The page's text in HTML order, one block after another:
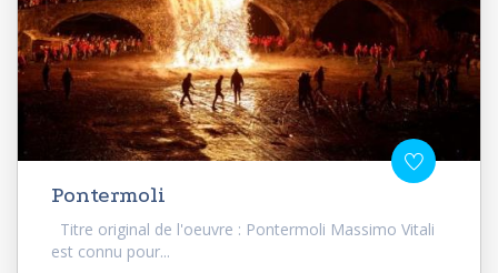
Pontermoli
Titre original de l'oeuvre : Pontermoli Massimo Vitali
est connu pour...